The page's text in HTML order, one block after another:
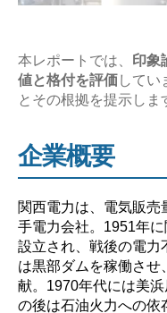
本レポートでは、 印象
値と格付を評価してい
とその根拠を提示しま
企業概要
関西電力は、電気販売
手電力会社。1951年
設立され、戦後の電力
は黒部ダムを稼働さ
献。1970年代には美
の後は石油火力への依